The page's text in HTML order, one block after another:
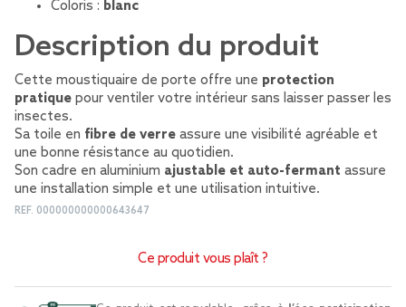
Coloris : blanc
Description du produit
Cette moustiquaire de porte offre une protection
pratique pour ventiler votre intérieur sans laisser passer les
insectes.
Sa toile en fibre de verre assure une visibilité agréable et
une bonne résistance au quotidien.
Son cadre en aluminium ajustable et auto-fermant assure
une installation simple et une utilisation intuitive.
REF. 000000000000643647
Ce produit vous plaît ?